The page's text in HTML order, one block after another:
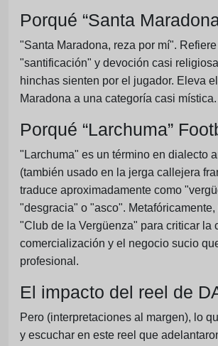
Porqué “Santa
"Santa Maradona, reza por mí".
"santificación" y devoción casi
hinchas sienten por el jugador. Eleva
Maradona a una categoría casi mística.
Porqué “Larchuma”
"Larchuma" es un término en dialecto
(también usado en la jerga callejera
traduce aproximadamente como
"desgracia" o "asco". Metafóricamente,
"Club de la Vergüenza" para criticar la
comercialización y el negocio sucio
profesional.
El impacto del reel de
Pero (interpretaciones al margen), lo
y escuchar en este reel que